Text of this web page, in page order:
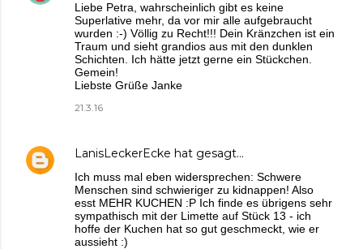
Liebe Petra, wahrscheinlich gibt es keine
Superlative mehr, da vor mir alle aufgebraucht
wurden :-) Völlig zu Recht!!! Dein Kränzchen ist ein
Traum und sieht grandios aus mit den dunklen
Schichten. Ich hätte jetzt gerne ein Stückchen.
Gemein!
Liebste Grüße Janke
21.3.16
LanisLeckerEcke hat gesagt…
Ich muss mal eben widersprechen: Schwere
Menschen sind schwieriger zu kidnappen! Also
esst MEHR KUCHEN :P Ich finde es übrigens sehr
sympathisch mit der Limette auf Stück 13 - ich
hoffe der Kuchen hat so gut geschmeckt, wie er
aussieht :)